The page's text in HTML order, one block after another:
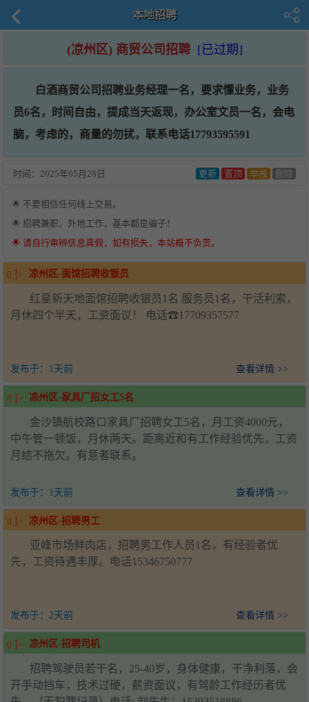
本地招聘
(凉州区) 商贸公司招聘 [已过期]
白酒商贸公司招聘业务经理一名，要求懂业务，业务
员6名，时间自由，提成当天返现，办公室文员一名，会电
脑，考虑的，商量的勿扰，联系电话17793595591
时间： 2025年05月28日 更新 置顶 举报 删除
🌟 不要相信任何线上交易。
🌟 招聘兼职、外地工作，基本都是骗子！
🌟 请自行审辨信息真假，如有损失，本站概不负责。
凉州区-面馆招聘收银员
红星新天地面馆招聘收银员1名 服务员1名，干活利索，
月休四个半天，工资面议！ 电话☎17709357577
发布于： 1天前 查看详情 >>
凉州区-家具厂招女工5名
金沙镇航校路口家具厂招聘女工5名，月工资4000元，
中午管一顿饭，月休两天。距离近和有工作经验优先，工资
月结不拖欠。有意者联系。
发布于： 1天前 查看详情 >>
凉州区-招聘男工
亚峰市场鲜肉店，招聘男工作人员1名，有经验者优
先，工资待遇丰厚。电话15346750777
发布于： 2天前 查看详情 >>
凉州区-招聘司机
招聘驾驶员若干名，25-40岁，身体健康，干净利落，会
开手动挡车，技术过硬，薪资面议，有驾龄工作经历者优